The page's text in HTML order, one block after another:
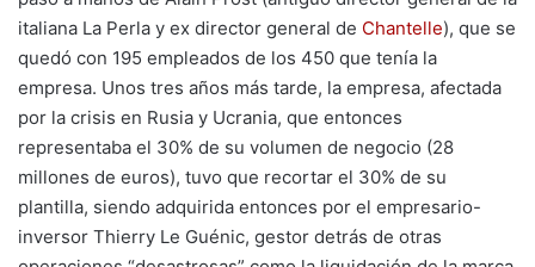
italiana La Perla y ex director general de Chantelle), que se
quedó con 195 empleados de los 450 que tenía la
empresa. Unos tres años más tarde, la empresa, afectada
por la crisis en Rusia y Ucrania, que entonces
representaba el 30% de su volumen de negocio (28
millones de euros), tuvo que recortar el 30% de su
plantilla, siendo adquirida entonces por el empresario-
inversor Thierry Le Guénic, gestor detrás de otras